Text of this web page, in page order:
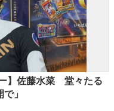
】佐藤水菜 堂々たる
」